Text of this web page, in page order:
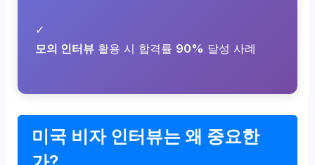
✓
모의 인터뷰 활용 시 합격률 90% 달성 사례
미국 비자 인터뷰는 왜 중요한